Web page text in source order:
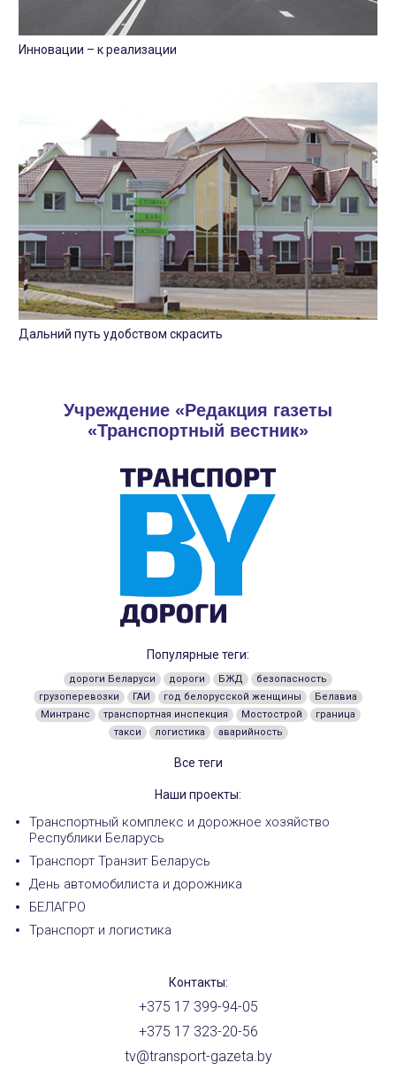
Инновации – к реализации
Дальний путь удобством скрасить
Учреждение «Редакция газеты
«Транспортный вестник»
Популярные теги:
дороги Беларуси дороги БЖД
безопасность
грузоперевозки
ГАИ год белорусской женщины
Белавиа
Минтранс
транспортная инспекция Мостострой
граница
такси
логистика аварийность
Все теги
Наши проекты:
Транспортный комплекс и дорожное хозяйство
Республики Беларусь
Транспорт Транзит Беларусь
День автомобилиста и дорожника
БЕЛАГРО
Транспорт и логистика
Контакты:
+375 17 399-94-05
+375 17 323-20-56
tv@transport-gazeta.by